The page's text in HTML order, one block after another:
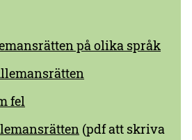
på olika språk
fel
(pdf att skriva